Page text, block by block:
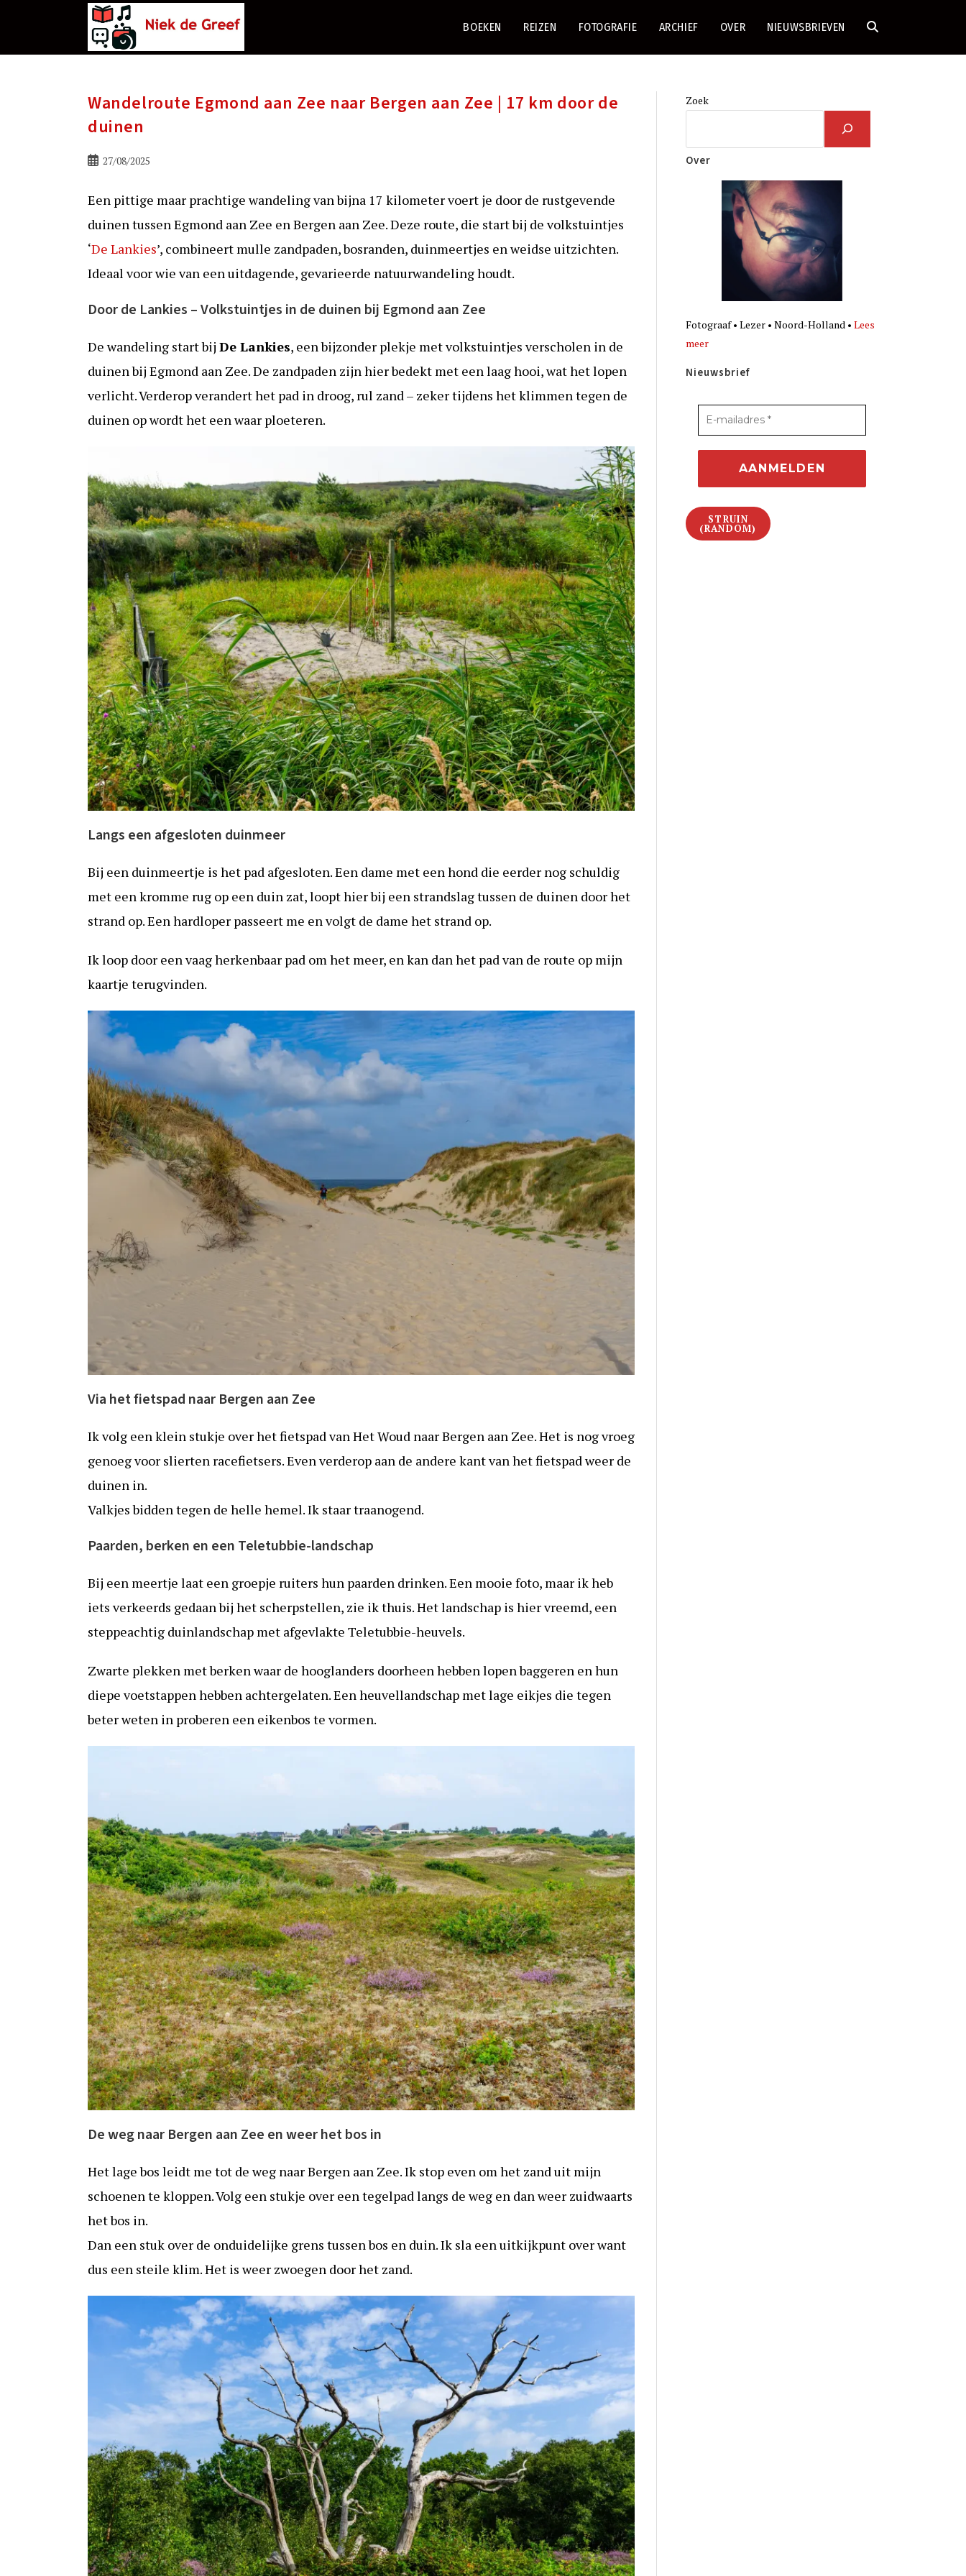
BOEKEN REIZEN FOTOGRAFIE ARCHIEF OVER NIEUWSBRIEVEN TOGGLE
Wandelroute Egmond aan Zee naar Bergen aan Zee | 17 km door de
duinen
Bericht27/08/2025
Een pittige maar prachtige wandeling van bijna 17 kilometer voert je door de rustgevende
duinen tussen Egmond aan Zee en Bergen aan Zee. Deze route, die start bij de volkstuintjes
‘De Lankies’, combineert mulle zandpaden, bosranden, duinmeertjes en weidse uitzichten.
Ideaal voor wie van een uitdagende, gevarieerde natuurwandeling houdt.
Door de Lankies – Volkstuintjes in de duinen bij Egmond aan Zee
De wandeling start bij De Lankies, een bijzonder plekje met volkstuintjes verscholen in de
duinen bij Egmond aan Zee. De zandpaden zijn hier bedekt met een laag hooi, wat het lopen
verlicht. Verderop verandert het pad in droog, rul zand – zeker tijdens het klimmen tegen de
duinen op wordt het een waar ploeteren.
Langs een afgesloten duinmeer
Bij een duinmeertje is het pad afgesloten. Een dame met een hond die eerder nog schuldig
met een kromme rug op een duin zat, loopt hier bij een strandslag tussen de duinen door het
strand op. Een hardloper passeert me en volgt de dame het strand op.
Ik loop door een vaag herkenbaar pad om het meer, en kan dan het pad van de route op mijn
kaartje terugvinden.
Via het fietspad naar Bergen aan Zee
Ik volg een klein stukje over het fietspad van Het Woud naar Bergen aan Zee. Het is nog vroeg
genoeg voor slierten racefietsers. Even verderop aan de andere kant van het fietspad weer de
duinen in.
Valkjes bidden tegen de helle hemel. Ik staar traanogend.
Paarden, berken en een Teletubbie-landschap
Bij een meertje laat een groepje ruiters hun paarden drinken. Een mooie foto, maar ik heb
iets verkeerds gedaan bij het scherpstellen, zie ik thuis. Het landschap is hier vreemd, een
steppeachtig duinlandschap met afgevlakte Teletubbie-heuvels.
Zwarte plekken met berken waar de hooglanders doorheen hebben lopen baggeren en hun
diepe voetstappen hebben achtergelaten. Een heuvellandschap met lage eikjes die tegen
beter weten in proberen een eikenbos te vormen.
De weg naar Bergen aan Zee en weer het bos in
Het lage bos leidt me tot de weg naar Bergen aan Zee. Ik stop even om het zand uit mijn
schoenen te kloppen. Volg een stukje over een tegelpad langs de weg en dan weer zuidwaarts
het bos in.
Dan een stuk over de onduidelijke grens tussen bos en duin. Ik sla een uitkijkpunt over want
dus een steile klim. Het is weer zwoegen door het zand.
Zoek
Over
Fotograaf • Lezer • Noord-Holland • Lees
meer
Nieuwsbrief
STRUIN
(RANDOM)